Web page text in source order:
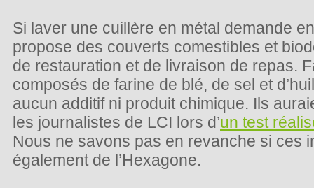
Si laver une cuillère en métal demande
propose des couverts comestibles et
de restauration et de livraison de repas.
composés de farine de blé, de sel et
aucun additif ni produit chimique. Ils
les journalistes de LCI lors d’un test
Nous ne savons pas en revanche si ces
également de l’Hexagone.